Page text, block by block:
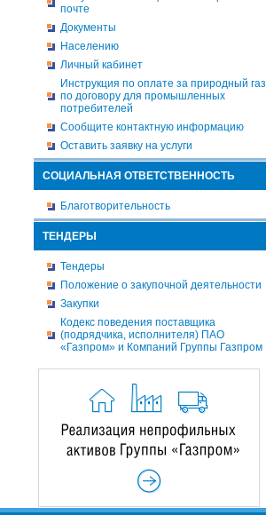
почте
Документы
Населению
Личный кабинет
Инструкция по оплате за природный газ
по договору для промышленных
потребителей
Сообщите контактную информацию
Оставить заявку на услуги
СОЦИАЛЬНАЯ ОТВЕТСТВЕННОСТЬ
Благотворительность
ТЕНДЕРЫ
Тендеры
Положение о закупочной деятельности
Закупки
Кодекс поведения поставщика
(подрядчика, исполнителя) ПАО
«Газпром» и Компаний Группы Газпром